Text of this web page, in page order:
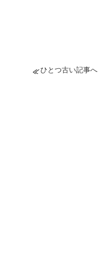
ひとつ古い記事へ